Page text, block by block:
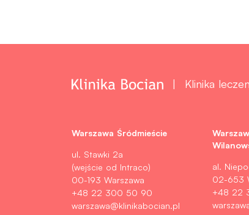
Klinika
Warszawa Śródmieście
ul. Stawki 2a
(wejście od Intraco)
00-193 Warszawa
+48 22 300 50 90
warszawa@klinikabocian.pl
al.
02-653
+48 22